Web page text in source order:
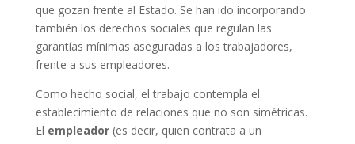
que gozan frente al Estado. Se han ido incorporando
también los derechos sociales que regulan las
garantías mínimas aseguradas a los trabajadores,
frente a sus empleadores.
Como hecho social, el trabajo contempla el
establecimiento de relaciones que no son simétricas.
El empleador(es decir, quien contrata a un